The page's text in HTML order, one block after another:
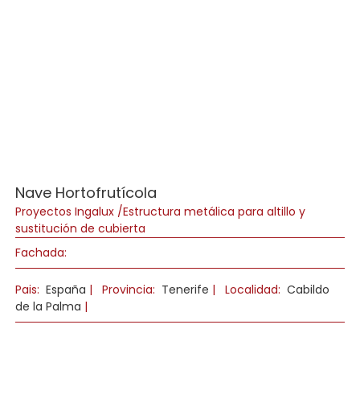
Nave Hortofrutícola
Proyectos Ingalux /Estructura metálica para altillo y
sustitución de cubierta
Fachada:
Pais: España | Provincia: Tenerife | Localidad: Cabildo
de la Palma |